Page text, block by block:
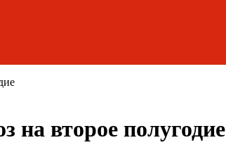
на второе полугодие